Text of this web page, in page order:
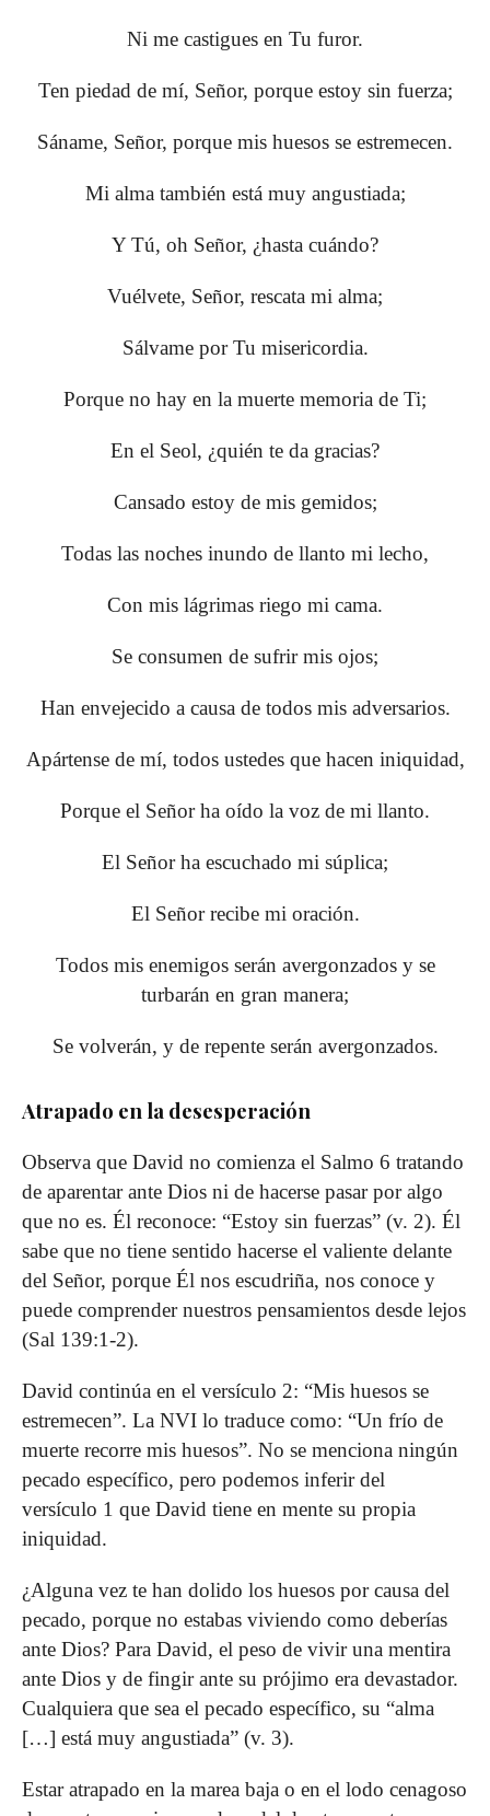
Ni me castigues en Tu furor.
Ten piedad de mí, Señor, porque estoy sin fuerza;
Sáname, Señor, porque mis huesos se estremecen.
Mi alma también está muy angustiada;
Y Tú, oh Señor, ¿hasta cuándo?
Vuélvete, Señor, rescata mi alma;
Sálvame por Tu misericordia.
Porque no hay en la muerte memoria de Ti;
En el Seol, ¿quién te da gracias?
Cansado estoy de mis gemidos;
Todas las noches inundo de llanto mi lecho,
Con mis lágrimas riego mi cama.
Se consumen de sufrir mis ojos;
Han envejecido a causa de todos mis adversarios.
Apártense de mí, todos ustedes que hacen iniquidad,
Porque el Señor ha oído la voz de mi llanto.
El Señor ha escuchado mi súplica;
El Señor recibe mi oración.
Todos mis enemigos serán avergonzados y se
turbarán en gran manera;
Se volverán, y de repente serán avergonzados.
Atrapado en la desesperación
Observa que David no comienza el Salmo 6 tratando
de aparentar ante Dios ni de hacerse pasar por algo
que no es. Él reconoce: “Estoy sin fuerzas” (v. 2). Él
sabe que no tiene sentido hacerse el valiente delante
del Señor, porque Él nos escudriña, nos conoce y
puede comprender nuestros pensamientos desde lejos
(Sal 139:1-2).
David continúa en el versículo 2: “Mis huesos se
estremecen”. La NVI lo traduce como: “Un frío de
muerte recorre mis huesos”. No se menciona ningún
pecado específico, pero podemos inferir del
versículo 1 que David tiene en mente su propia
iniquidad.
¿Alguna vez te han dolido los huesos por causa del
pecado, porque no estabas viviendo como deberías
ante Dios? Para David, el peso de vivir una mentira
ante Dios y de fingir ante su prójimo era devastador.
Cualquiera que sea el pecado específico, su “alma
[…] está muy angustiada” (v. 3).
Estar atrapado en la marea baja o en el lodo cenagoso